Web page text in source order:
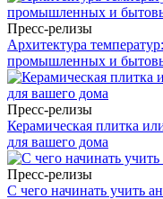
Пресс-релизы
Архитектура
промышленных и
Пресс-релизы
Керамическая плитка
для вашего дома
Пресс-релизы
С чего начинать учить